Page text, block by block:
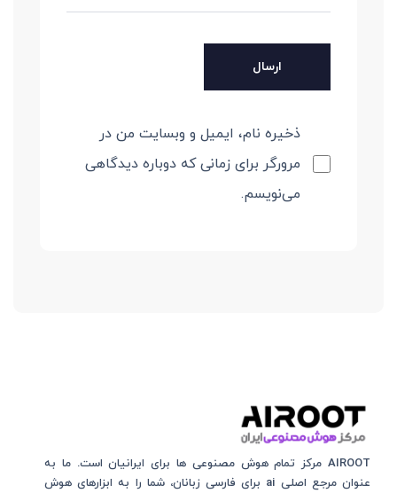
ذخیره نام، ایمیل و وبسایت من در
مرورگر برای زمانی که دوباره دیدگاهی
می‌نویسم.
AIROOT مرکز تمام هوش مصنوعی‌‌‌ ها برای ایرانیان است. ما به
عنوان مرجع اصلی ai برای فارسی زبانان، شما را به ابزارهای هوش